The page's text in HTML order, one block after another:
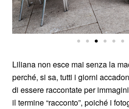
Liliana non esce mai senza la
perché, si sa, tutti i giorni
di essere raccontate per
il termine “racconto”, poiché i